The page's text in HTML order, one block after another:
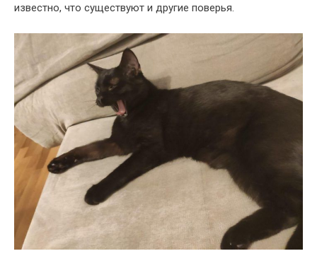
известно, что существуют и другие поверья.